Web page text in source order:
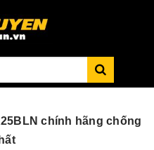
chính hãng chống